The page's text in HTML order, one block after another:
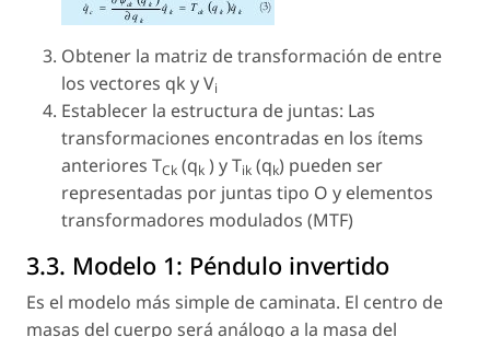
Obtener la matriz de transformación de entre
los vectores qk yVi
Establecer la estructura de juntas: Las
transformaciones encontradas en los ítems
anteriores TCk (qk ) y Tik (qk) pueden ser
representadas por juntas tipo O y elementos
transformadores modulados (MTF)
3.3. Modelo 1: Péndulo invertido
Es el modelo más simple de caminata. El centro de
masas del cuerpo será análogo a la masa del